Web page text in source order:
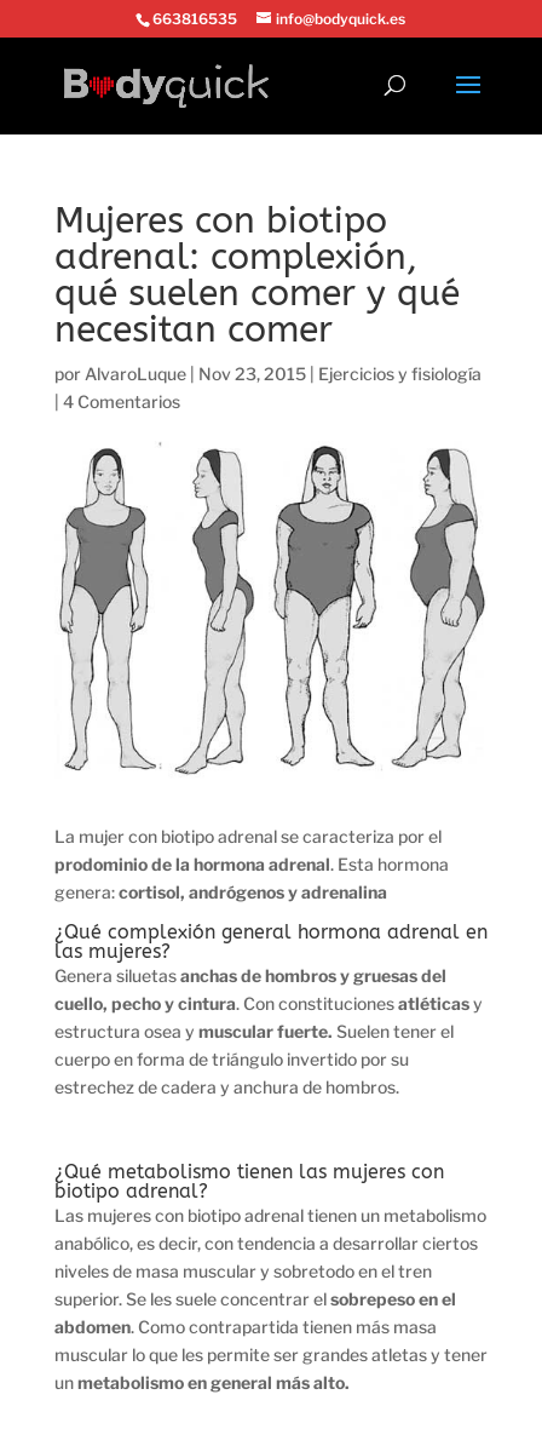
663816535 info@bodyquick.es
Mujeres con biotipo
adrenal: complexión,
qué suelen comer y qué
necesitan comer
por AlvaroLuque| Nov 23, 2015| Ejercicios y fisiología
4 Comentarios
La mujer con biotipo adrenal se caracteriza por el
prodominio de la hormona adrenal. Esta hormona
genera:cortisol, andrógenos y adrenalina
¿Qué complexión general hormona adrenal en
las mujeres?
Genera siluetasanchas de hombros y gruesas del
cuello, pecho y cintura. Con constitucionesatléticasy
estructura osea y muscular fuerte. Suelen tener el
cuerpo en forma de triángulo invertido por su
estrechez de cadera y anchura de hombros.
¿Qué metabolismo tienen las mujeres con
biotipo adrenal?
Las mujeres con biotipo adrenal tienen un metabolismo
anabólico, es decir, con tendencia a desarrollar ciertos
niveles de masa muscular y sobretodo en el tren
superior. Se les suele concentrar elsobrepeso en el
abdomen. Como contrapartida tienen más masa
muscular lo que les permite ser grandes atletas y tener
unmetabolismo en general más alto.